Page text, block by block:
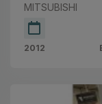
MITSUBISHI
2012